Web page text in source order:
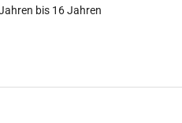
bis 16 Jahren